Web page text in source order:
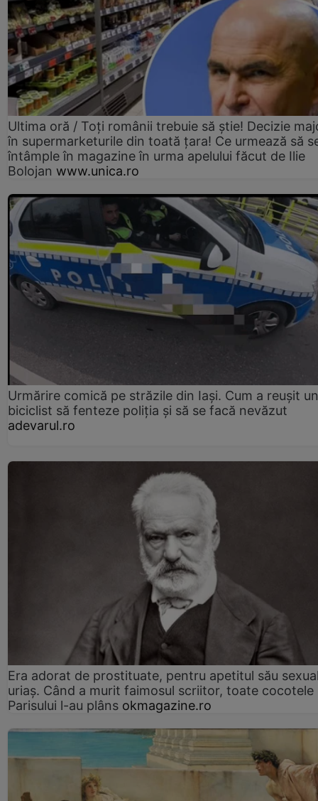
Ultima oră / Toți românii trebuie să știe! Decizie
în supermarketurile din toată țara! Ce urmează să
întâmple în magazine în urma apelului făcut de Ilie
Bolojan www.unica.ro
Urmărire comică pe străzile din Iași. Cum a reușit un
biciclist să fenteze poliția și să se facă nevăzut
adevarul.ro
Era adorat de prostituate, pentru apetitul său
uriaș. Când a murit faimosul scriitor, toate cocotele
Parisului l-au plâns okmagazine.ro